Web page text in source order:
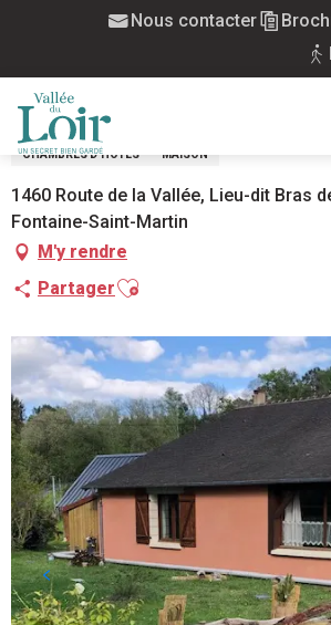
principal
Nous contacter
Chambre d'hôtes familiale Bras
CHAMBRE D'HÔTES
MER
CHAMBRES D'HÔTES MAISON
1460 Route de la Vallée, Lieu-dit Bras
Fontaine-Saint-Martin
M'y rendre
PartagerAjouter aux favoris